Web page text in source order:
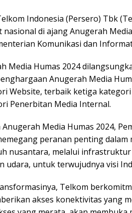
Indonesia (Persero) Tbk
di ajang Anugerah
Komunikasi dan
Media Humas 2024
Anugerah Media
Website, terbaik ketiga
Penerbitan Media Internal.
Media Humas 2024,
peranan penting
nusantara, melalui
udara, untuk terwujudnya visi
Telkom
akses konektivitas yang